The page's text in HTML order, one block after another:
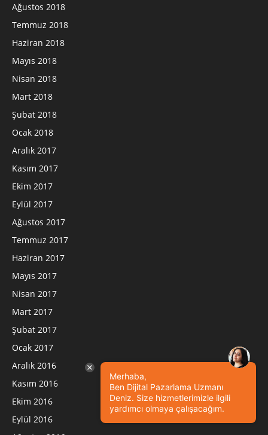
Ağustos 2018
Temmuz 2018
Haziran 2018
Mayıs 2018
Nisan 2018
Mart 2018
Şubat 2018
Ocak 2018
Aralık 2017
Kasım 2017
Ekim 2017
Eylül 2017
Ağustos 2017
Temmuz 2017
Haziran 2017
Mayıs 2017
Nisan 2017
Mart 2017
Şubat 2017
Ocak 2017
Aralık 2016
Kasım 2016
Ekim 2016
Eylül 2016
Merhaba,
Ben Dijital Pazarlama Uzmanı
Deniz. Size hizmetlerimizle ilgili
yardımcı olmaya çalışacağım.